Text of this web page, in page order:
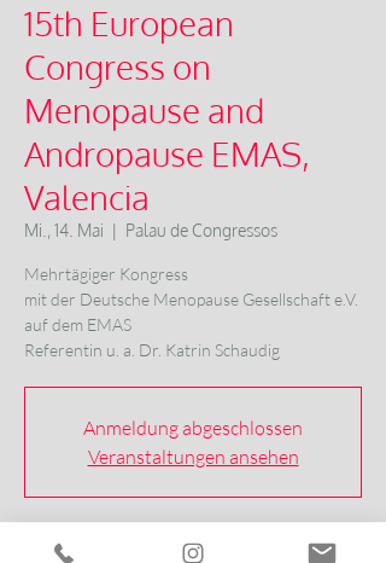
15th European
Congress on
Menopause and
Andropause EMAS,
Valencia
Mi., 14. Mai
  |
Palau de Congressos
Mehrtägiger Kongress
mit der Deutsche Menopause Gesellschaft e.V.
auf dem EMAS
Referentin u. a. Dr. Katrin Schaudig
Anmeldung abgeschlossen
Veranstaltungen ansehen